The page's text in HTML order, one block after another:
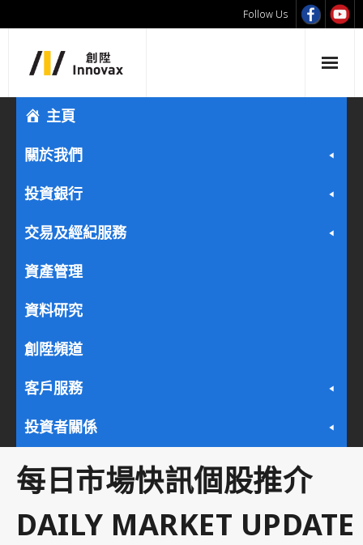
Follow Us
主頁
關於我們
投資銀行
交易及經紀服務
資產管理
資料研究
創陞頻道
客戶服務
投資者關係
每日市場快訊個股推介
DAILY MARKET UPDATE